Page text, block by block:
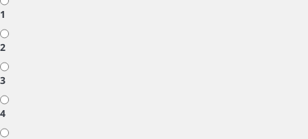
1
2
3
4